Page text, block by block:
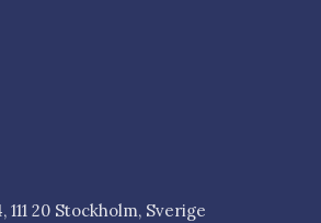
111 20 Stockholm, Sverige